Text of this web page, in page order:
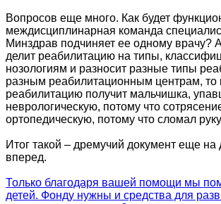
Вопросов еще много. Как будет
междисциплинарная команда
Минздрав подчиняет ее одному врачу?
делит реабилитацию на типы,
нозологиям и разносит разные типы
разным реабилитационным центрам, то
реабилитацию получит мальчишка,
неврологическую, потому что
ортопедическую, потому что сломал
Итог такой – дремучий документ еще на
вперед.
Только благодаря вашей помощи мы
детей. Фонду нужны и средства для